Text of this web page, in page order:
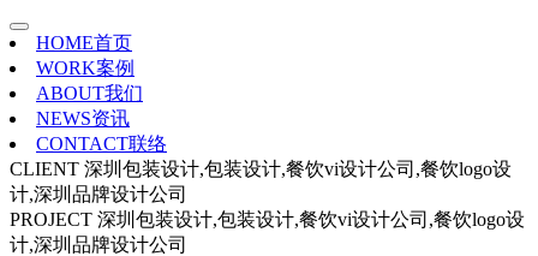
HOME首页
WORK案例
ABOUT我们
NEWS资讯
CONTACT联络
CLIENT 深圳包装设计,包装设计,餐饮vi设计公司,餐饮logo设
计,深圳品牌设计公司
PROJECT 深圳包装设计,包装设计,餐饮vi设计公司,餐饮logo设
计,深圳品牌设计公司